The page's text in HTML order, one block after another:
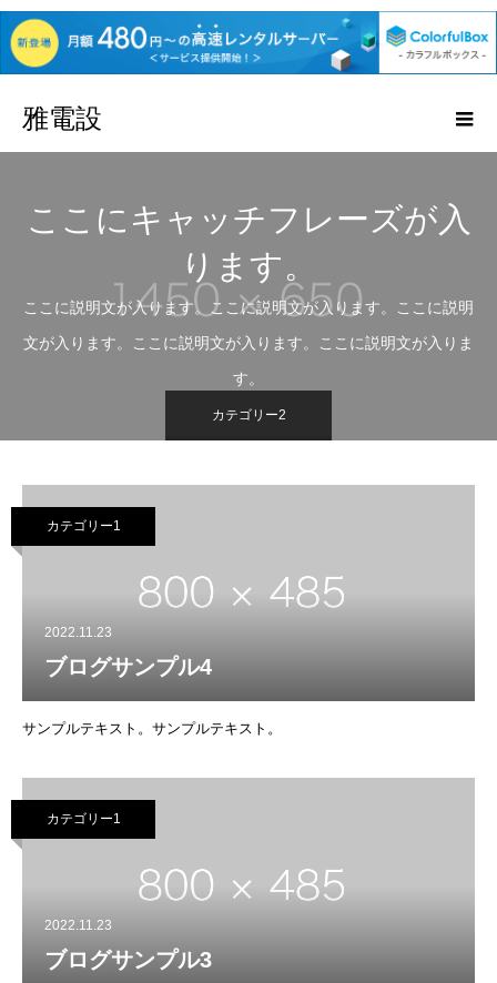
雅電設
ここにキャッチフレーズが入
ります。
ここに説明文が入ります。ここに説明文が入ります。ここに説明
文が入ります。ここに説明文が入ります。ここに説明文が入りま
す。
カテゴリー2
カテゴリー1
2022.11.23
ブログサンプル4
サンプルテキスト。サンプルテキスト。
カテゴリー1
2022.11.23
ブログサンプル3